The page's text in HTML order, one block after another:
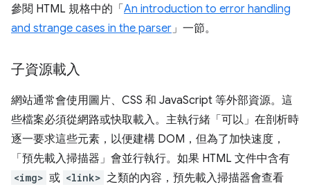
參閱 HTML 規格中的「An introduction to error handling
and strange cases in the parser 」一節。
子資源載入
網站通常會使用圖片、CSS 和 JavaScript 等外部資源。這
些檔案必須從網路或快取載入。主執行緒「可以」 在剖析時
逐一要求這些元素，以便建構 DOM，但為了加快速度，
「預先載入掃描器」會並行執行。如果 HTML 文件中含有
<img> 或 <link> 之類的內容，預先載入掃描器會查看